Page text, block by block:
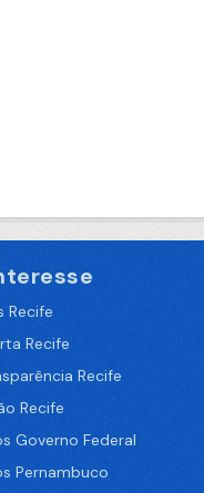
Recife
Recife
Recife
Recife
Governo Federal
Pernambuco